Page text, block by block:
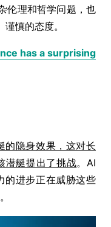
伦理和哲学问题，也
慎的态度。
has a surprising
的隐身效果，这对长
潜艇提出了挑战。AI
的进步正在威胁这些